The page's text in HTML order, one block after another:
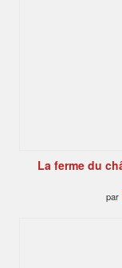
La ferme du
par